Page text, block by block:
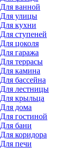
Для ванной
Для улицы
Для кухни
Для ступеней
Для цоколя
Для гаража
Для террасы
Для камина
Для бассейна
Для лестницы
Для крыльца
Для дома
Для гостиной
Для бани
Для коридора
Для печи